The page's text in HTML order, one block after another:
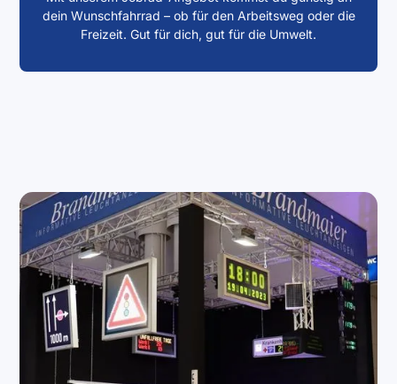
dein Wunschfahrrad – ob für den Arbeitsweg oder die
Freizeit. Gut für dich, gut für die Umwelt.